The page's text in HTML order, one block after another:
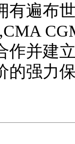
有遍布
作并建
的强力